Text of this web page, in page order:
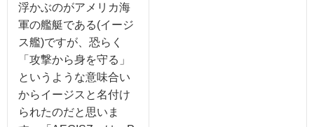
浮かぶのがアメリカ海
軍の艦艇である(イージ
ス艦)ですが、恐らく
「攻撃から身を守る」
というような意味合い
からイージスと名付け
られたのだと思いま